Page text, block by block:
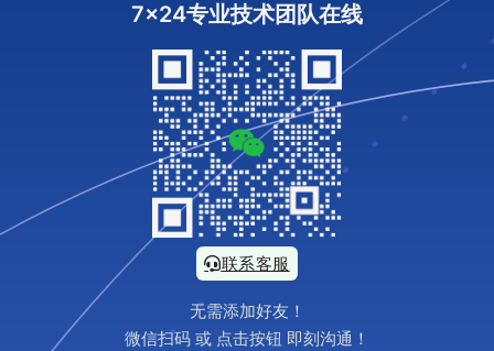
7x24专业技术团队在线
联系客服
无需添加好友！
微信扫码 或 点击按钮 即刻沟通！